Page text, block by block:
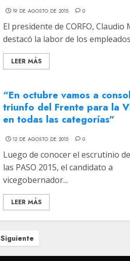
19 DE AGOSTO DE 2015 0
El presidente de CORFO, Claudio
destacó la labor de los
LEER MÁS
“En octubre vamos a
triunfo del Frente para la
en todas las categorías”
12 DE AGOSTO DE 2015 0
Luego de conocer el escrutinio
las PASO 2015, el candidato a
vicegobernador...
LEER MÁS
Siguiente